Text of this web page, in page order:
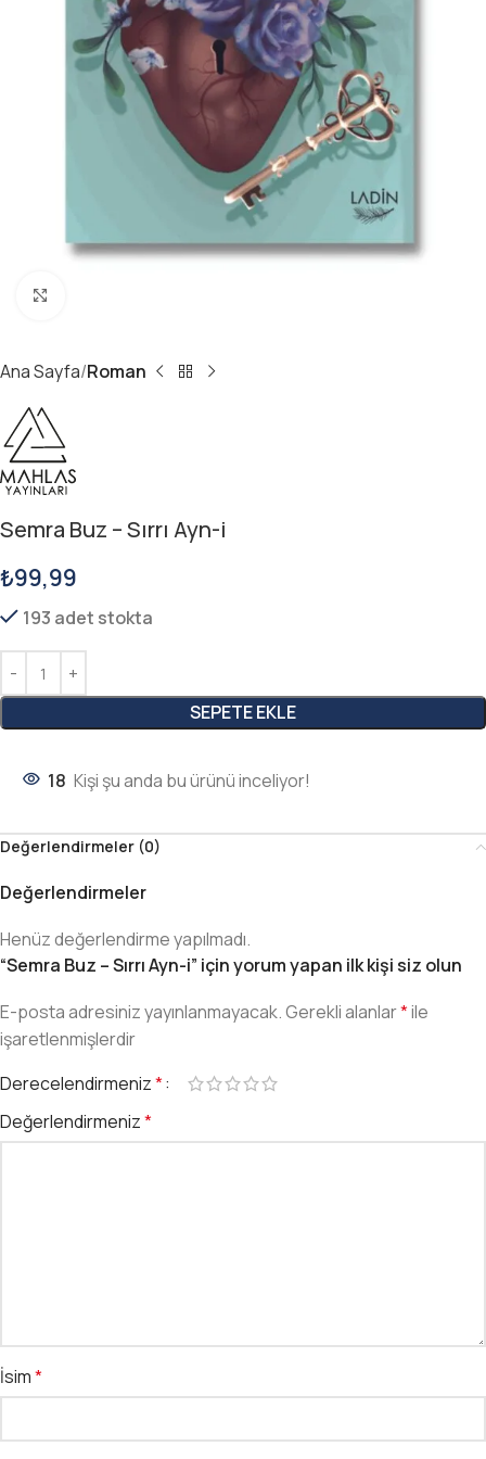
Ana Sayfa Roman
Semra Buz – Sırrı Ayn-i
₺99,99
193 adet stokta
SEPETE EKLE
18 Kişi şu anda bu ürünü inceliyor!
Değerlendirmeler (0)
Değerlendirmeler
Henüz değerlendirme yapılmadı.
“Semra Buz – Sırrı Ayn-i” için yorum yapan ilk kişi siz olun
E-posta adresiniz yayınlanmayacak.Gerekli alanlar*ile
işaretlenmişlerdir
Derecelendirmeniz*
Değerlendirmeniz*
İsim*